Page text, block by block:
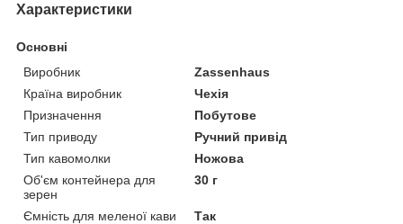
Характеристики
Основні
Виробник
Zassenhaus
Країна виробник
Чехія
Призначення
Побутове
Тип приводу
Ручний привід
Тип кавомолки
Ножова
Об'єм контейнера для
зерен
30 г
Ємність для меленої кави
Так